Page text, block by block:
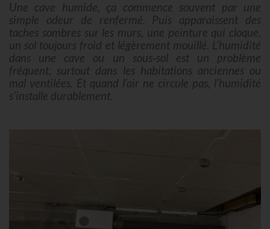
Une cave humide, ça commence souvent par une
simple odeur de renfermé. Puis apparaissent des
taches sombres sur les murs, une peinture qui cloque,
un sol toujours froid et légèrement mouillé. L’humidité
dans une cave ou un sous-sol est un problème
fréquent, surtout dans les habitations anciennes ou
mal ventilées. Et quand l’air ne circule pas, l’humidité
s’installe durablement.